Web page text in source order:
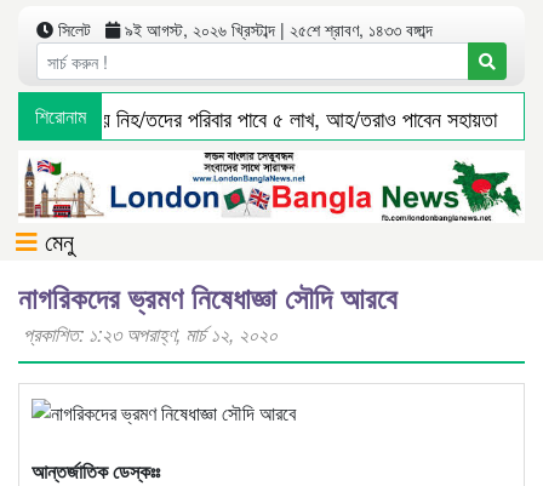
সিলেট ৯ই আগস্ট, ২০২৬ খ্রিস্টাব্দ | ২৫শে শ্রাবণ, ১৪৩৩ বঙ্গাব্দ
শিরোনাম
দুর্ঘ*টনা*য় নিহ/তদের পরিবার পাবে ৫ লাখ, আহ/তরাও পাবেন সহায়তা
মেনু
নাগরিকদের ভ্রমণ নিষেধাজ্ঞা সৌদি আরবে
প্রকাশিত: ১:২৩ অপরাহ্ণ, মার্চ ১২, ২০২০
আন্তর্জাতিক ডেস্কঃঃ